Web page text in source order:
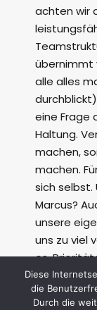
achten wir
übernimmt
alle alles
eine Frage
Haltung.
machen,
machen.
sich selbst.
Marcus?
unsere
uns zu viel
es,
noch
helfen
Diese
die
Durch die